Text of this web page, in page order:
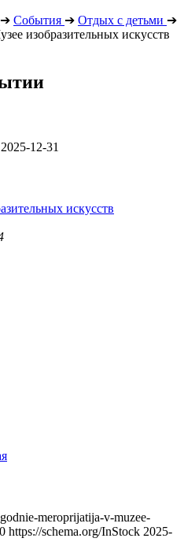
➔ События ➔ Отдых с детьми ➔
изобразительных искусств
2025-12-31
искусств
meroprijatija-v-muzee-
https://schema.org/InStock 2025-